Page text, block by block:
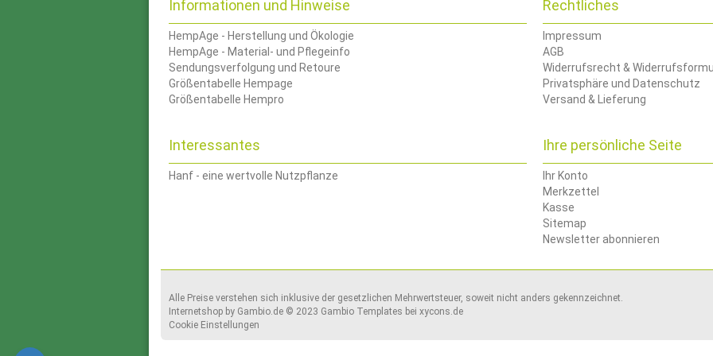
Informationen und Hinweise
HempAge - Herstellung und Ökologie
HempAge - Material- und Pflegeinfo
Sendungsverfolgung und Retoure
Größentabelle Hempage
Größentabelle Hempro
Rechtliches
Impressum
AGB
Widerrufsrecht &
Privatsphäre und Datenschutz
Versand & Lieferung
Interessantes
Hanf - eine wertvolle Nutzpflanze
Ihre persönliche Seite
Ihr Konto
Merkzettel
Kasse
Sitemap
Newsletter abonnieren
Alle Preise verstehen sich inklusive der gesetzlichen Mehrwertsteuer, soweit nicht anders gekennzeichnet.
Internetshop by Gambio.de © 2023 Gambio Templates bei xycons.de
Cookie Einstellungen